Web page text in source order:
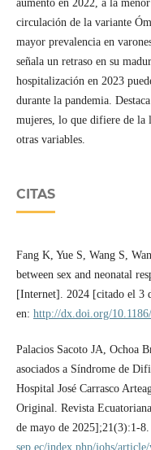
aumento en 2022, a la
circulación de la variante
mayor prevalencia en
señala un retraso en su
hospitalización en 2023
durante la pandemia.
mujeres, lo que difiere de la
otras variables.
CITAS
Fang K, Yue S, Wang S,
between sex and neonatal
[Internet]. 2024 [citado el 3
en: http://dx.doi.org/
‌Palacios Sacoto JA, Ochoa
asociados a Síndrome de
Hospital José Carrasco
Original. Revista
de mayo de 2025];21(3):1-
sep.ec/index.php/johs/